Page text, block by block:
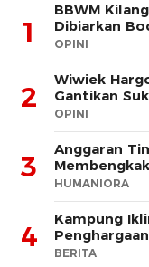
1
BBWM
Dibiarkan
OPINI
2
Wiwiek
Gantikan
OPINI
3
Anggaran
HUMANIORA
4
Kampung
BERITA